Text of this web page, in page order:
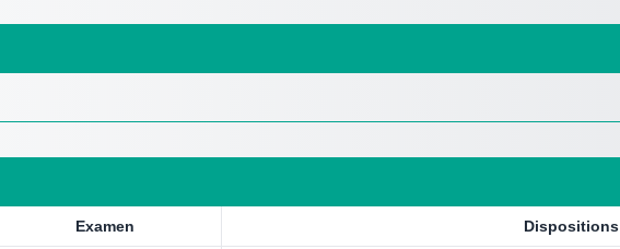
Examen Dispositions